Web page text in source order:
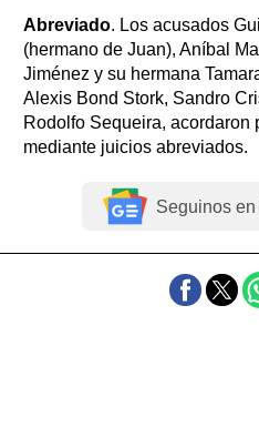
Abreviado. Los acusados
(hermano de Juan), Aníbal
Jiménez y su hermana
Alexis Bond Stork, Sandro
Rodolfo Sequeira, acordaron
mediante juicios abreviados.
Seguinos en